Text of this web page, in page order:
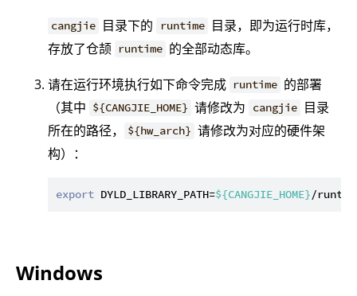
cangjie 目录下的 runtime 目录，即为运行时库，
存放了仓颉 runtime 的全部动态库。
请在运行环境执行如下命令完成 runtime 的部署
（其中 ${CANGJIE_HOME} 请修改为 cangjie 目录
所在的路径，
${hw_arch} 请修改为对应的硬件架
构）：
export DYLD_LIBRARY_PATH=${CANGJIE_HOME}/
Windows